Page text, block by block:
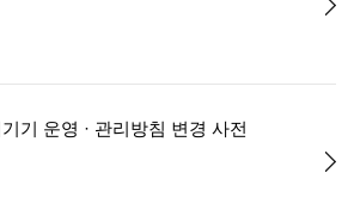
기 운영 · 관리방침 변경 사전